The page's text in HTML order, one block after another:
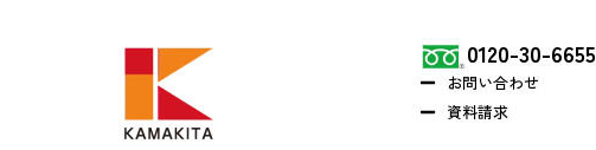
0120-30-6655
お問い合わせ
資料請求